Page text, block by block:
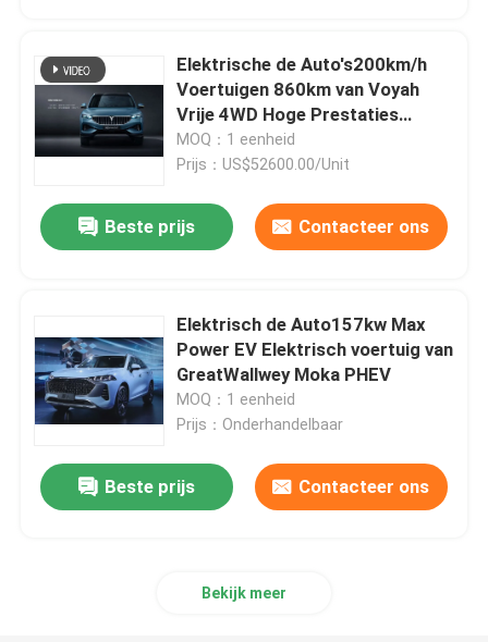
Elektrische de Auto's200km/h
Voertuigen 860km van Voyah
Vrije 4WD Hoge Prestaties
Waaier
MOQ：1 eenheid
Prijs：US$52600.00/Unit
Beste prijs Contacteer ons
Elektrisch de Auto157kw Max
Power EV Elektrisch voertuig van
GreatWallwey Moka PHEV
MOQ：1 eenheid
Prijs：Onderhandelbaar
Beste prijs Contacteer ons
Bekijk meer